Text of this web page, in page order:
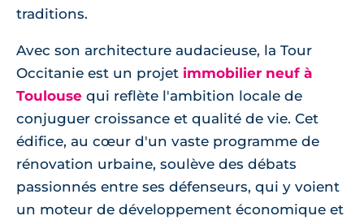
traditions.
Avec son architecture audacieuse, la Tour
Occitanie est un projet immobilier neuf à
Toulouse qui reflète l'ambition locale de
conjuguer croissance et qualité de vie. Cet
édifice, au cœur d'un vaste programme de
rénovation urbaine, soulève des débats
passionnés entre ses défenseurs, qui y voient
un moteur de développement économique et